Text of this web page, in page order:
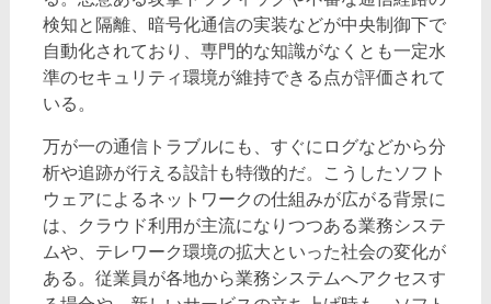
検知と隔離、暗号化通信の実装などが中央制御下で
自動化されており、専門的な知識がなくとも一定水
準のセキュリティ環境が維持できる点が評価されて
いる。
万が一の通信トラブルにも、すぐにログなどから分
析や追跡が行える設計も特徴的だ。こうしたソフト
ウェアによるネットワークの仕組みが広がる背景に
は、クラウド利用が主流になりつつある業務システ
ムや、テレワーク環境の拡大といった社会の変化が
ある。従業員が各地から業務システムへアクセスす